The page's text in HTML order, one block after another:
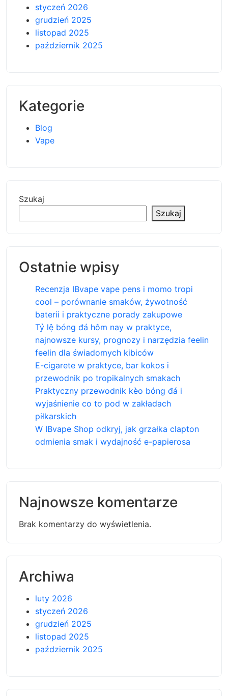
styczeń 2026
grudzień 2025
listopad 2025
październik 2025
Kategorie
Blog
Vape
Szukaj
Szukaj
Ostatnie wpisy
Recenzja IBvape vape pens i momo tropi
cool – porównanie smaków, żywotność
baterii i praktyczne porady zakupowe
Tỷ lệ bóng đá hôm nay w praktyce,
najnowsze kursy, prognozy i narzędzia feelin
feelin dla świadomych kibiców
E-cigarete w praktyce, bar kokos i
przewodnik po tropikalnych smakach
Praktyczny przewodnik kèo bóng đá i
wyjaśnienie co to pod w zakładach
piłkarskich
W IBvape Shop odkryj, jak grzałka clapton
odmienia smak i wydajność e-papierosa
Najnowsze komentarze
Brak komentarzy do wyświetlenia.
Archiwa
luty 2026
styczeń 2026
grudzień 2025
listopad 2025
październik 2025